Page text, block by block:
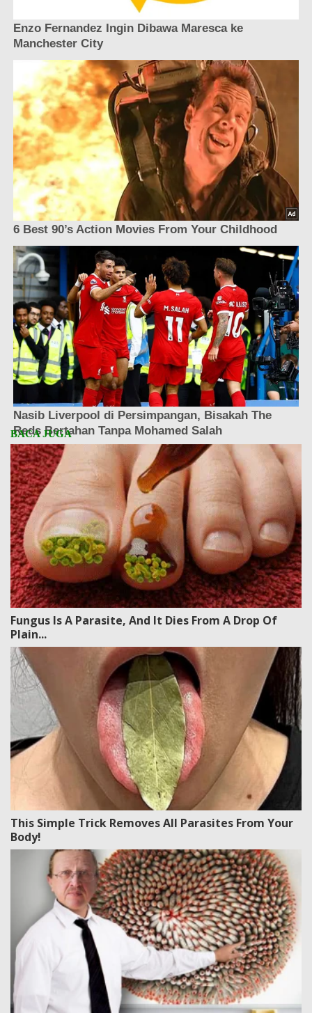
Fungus Is A Parasite, And It Dies From A Drop Of
Plain...
This Simple Trick Removes All Parasites From Your
Body!